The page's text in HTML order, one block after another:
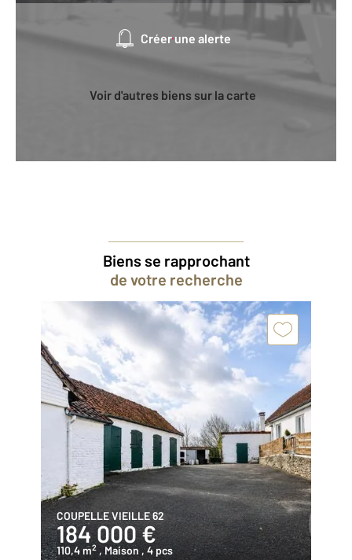
Créer une alerte
Voir d'autres biens sur la carte
Biens se rapprochant
de votre recherche
COUPELLE VIEILLE 62
184 000 €
110,4 m2 , Maison , 4 pcs